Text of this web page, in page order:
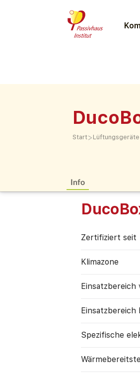
Start> Lüftungs­geräte
Info
Zertifiziert seit
Klimazone
Einsatzbereich
Einsatzbereich
Spezifische